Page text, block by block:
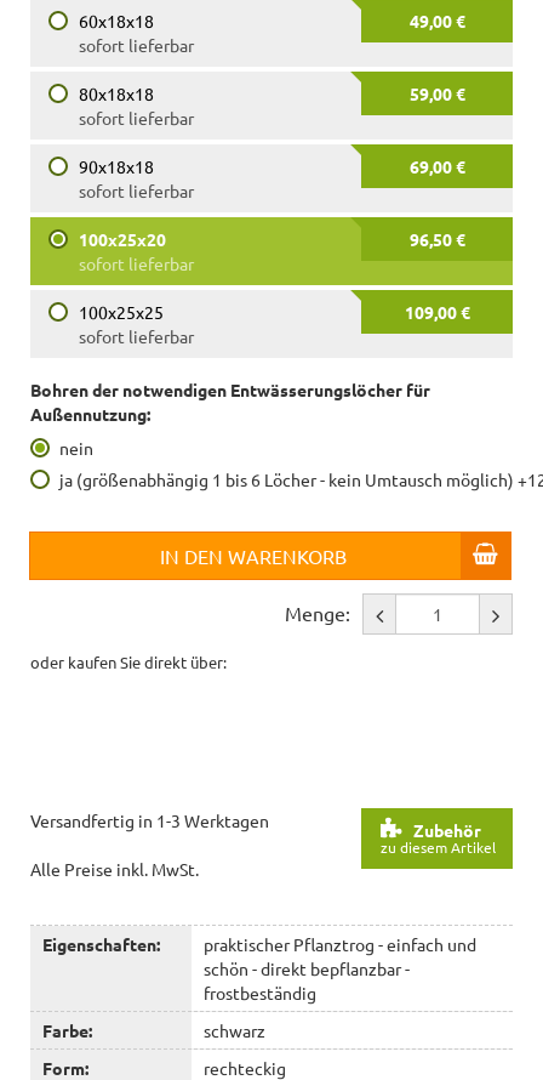
60x18x18
49,00 €
sofort lieferbar
80x18x18
59,00 €
sofort lieferbar
90x18x18
69,00 €
sofort lieferbar
100x25x20
96,50 €
sofort lieferbar
100x25x25
109,00 €
sofort lieferbar
Bohren der notwendigen Entwässerungslöcher für
Außennutzung:
nein
ja (größenabhängig 1 bis 6 Löcher - kein Umtausch möglich)
IN DEN WARENKORB
Menge:
oder kaufen Sie direkt über:
Zubehör
zu diesem Artikel
Versandfertig in 1-3 Werktagen
Alle Preise inkl. MwSt.
Eigenschaften:
praktischer Pflanztrog - einfach und
schön - direkt bepflanzbar -
frostbeständig
Farbe:
schwarz
Form:
rechteckig